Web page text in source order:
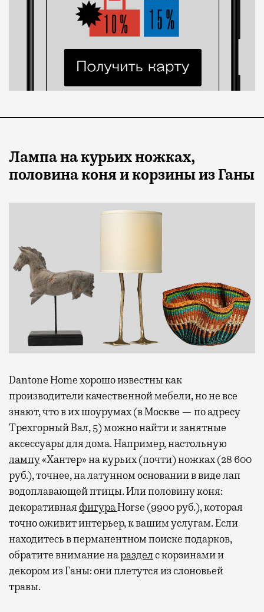
Лампа на курьих ножках,
половина коня и корзины из Ганы
Dantone Home хорошо известны как
производители качественной мебели, но не все
знают, что в их шоурумах (в Москве — по адресу
Трехгорный Вал, 5) можно найти и занятные
аксессуары для дома. Например, настольную
лампу«Хантер» на курьих (почти) ножках (28 600
руб.), точнее, на латунном основании в виде лап
водоплавающей птицы. Или половину коня:
декоративнаяфигураHorse (9900 руб.), которая
точно оживит интерьер, к вашим услугам. Если
находитесь в перманентном поиске подарков,
обратите внимание наразделс корзинами и
декором из Ганы: они плетутся из слоновьей
травы.